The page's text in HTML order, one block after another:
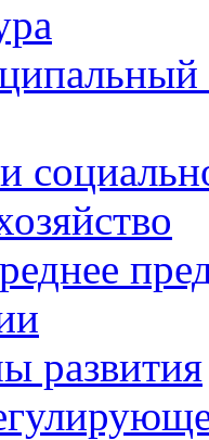
развития